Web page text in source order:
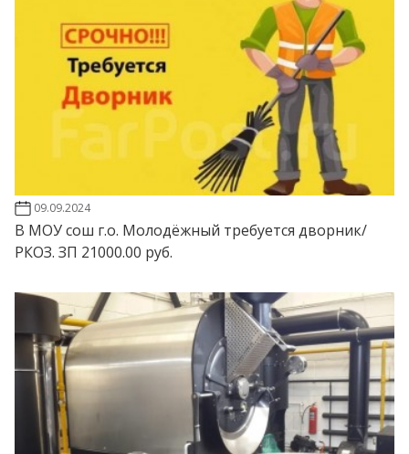
09.09.2024
В МОУ сош г.о. Молодёжный требуется дворник/
РКОЗ. ЗП 21000.00 руб.